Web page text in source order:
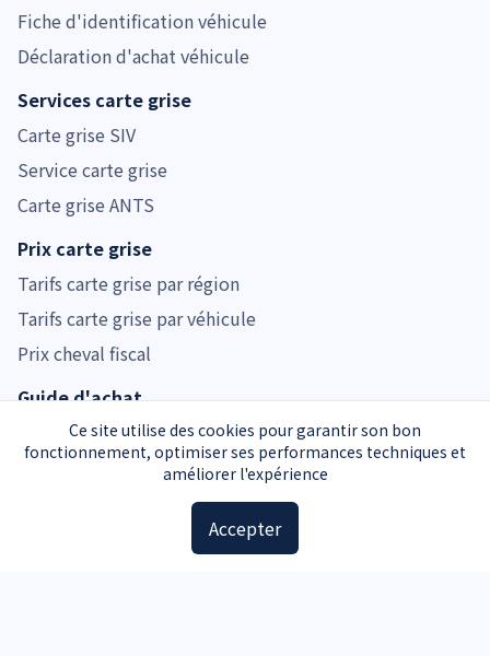
Ce site utilise des cookies pour garantir son bon
fonctionnement, optimiser ses performances techniques et
améliorer l'expérience
Accepter
Fiche d'identification véhicule
Déclaration d'achat véhicule
Services carte grise
Carte grise SIV
Service carte grise
Carte grise ANTS
Prix carte grise
Tarifs carte grise par région
Tarifs carte grise par véhicule
Prix cheval fiscal
Guide d'achat
Guide voiture d'occasion
Guide moto d'occasion
Guide voiture d'occasion